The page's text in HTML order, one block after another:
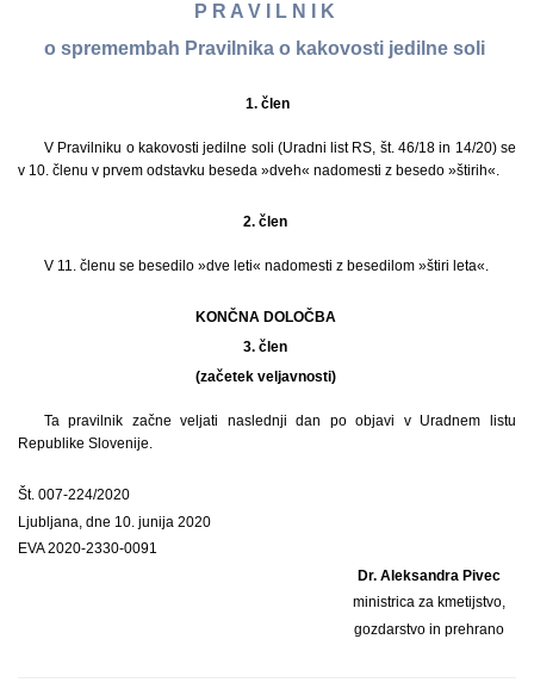
P R A V I L N I K
o spremembah Pravilnika o kakovosti jedilne soli
1. člen
V Pravilniku o kakovosti jedilne soli (Uradni list RS, št. 46/18 in 14/20) se
v 10. členu v prvem odstavku beseda »dveh« nadomesti z besedo »štirih«.
2. člen
V 11. členu se besedilo »dve leti« nadomesti z besedilom »štiri leta«.
KONČNA DOLOČBA
3. člen
(začetek veljavnosti)
Ta pravilnik začne veljati naslednji dan po objavi v Uradnem listu
Republike Slovenije.
Št. 007-224/2020
Ljubljana, dne 10. junija 2020
EVA 2020-2330-0091
Dr. Aleksandra Pivec
ministrica za kmetijstvo,
gozdarstvo in prehrano